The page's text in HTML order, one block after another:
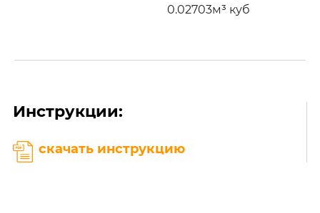
0.02703м³ куб
Инструкции:
скачать инструкцию